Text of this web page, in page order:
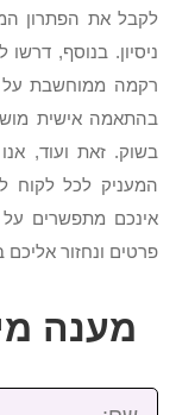
לקבל את הפתרון
ניסיון. בנוסף,
רקמה ממוחשבת על
בהתאמה אישית
בשוק. זאת ועוד,
המעניק לכל לקוח
אינכם מתפשרים על
פרטים ונחזור
מענה מיידי:
שם: